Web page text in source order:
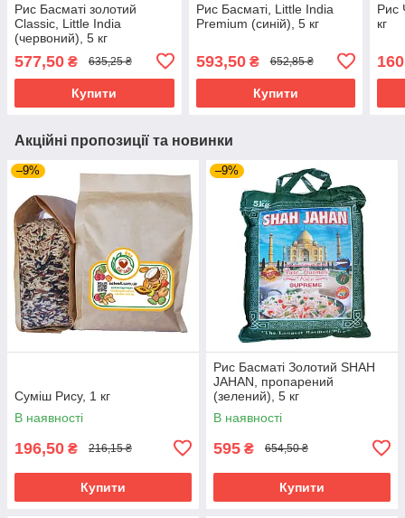
Рис Басматі золотий
Clаssic, Little India
(червоний), 5 кг
577,50 ₴ 635,25 ₴
Купити
Рис Басматі, Little India
Premium (синій), 5 кг
593,50₴ 652,85 ₴
Купити
Рис
кг
160
Акційні пропозиції та новинки
–9%
Суміш Рису, 1 кг
В наявності
196,50 ₴ 216,15 ₴
Купити
–9%
Рис Басматі Золотий SHAH
JAHAN, пропарений
(зелений), 5 кг
В наявності
595 ₴ 654,50 ₴
Купити